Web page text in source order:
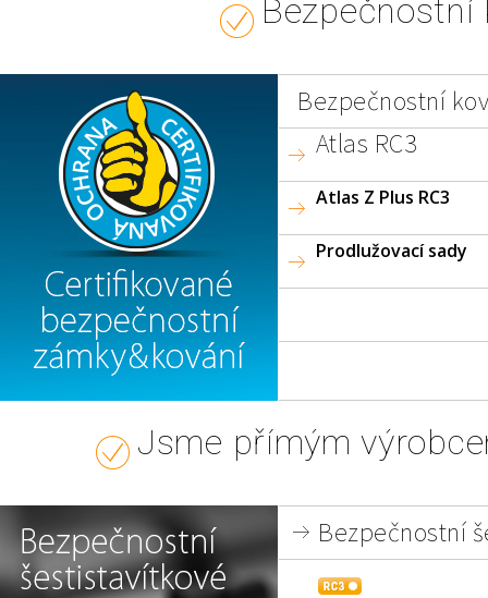
Bezpečnostní
Bezpečnostní
Atlas RC3
Atlas Z Plus RC3
Prodlužovací sady
Jsme přímým
Bezpečnostní